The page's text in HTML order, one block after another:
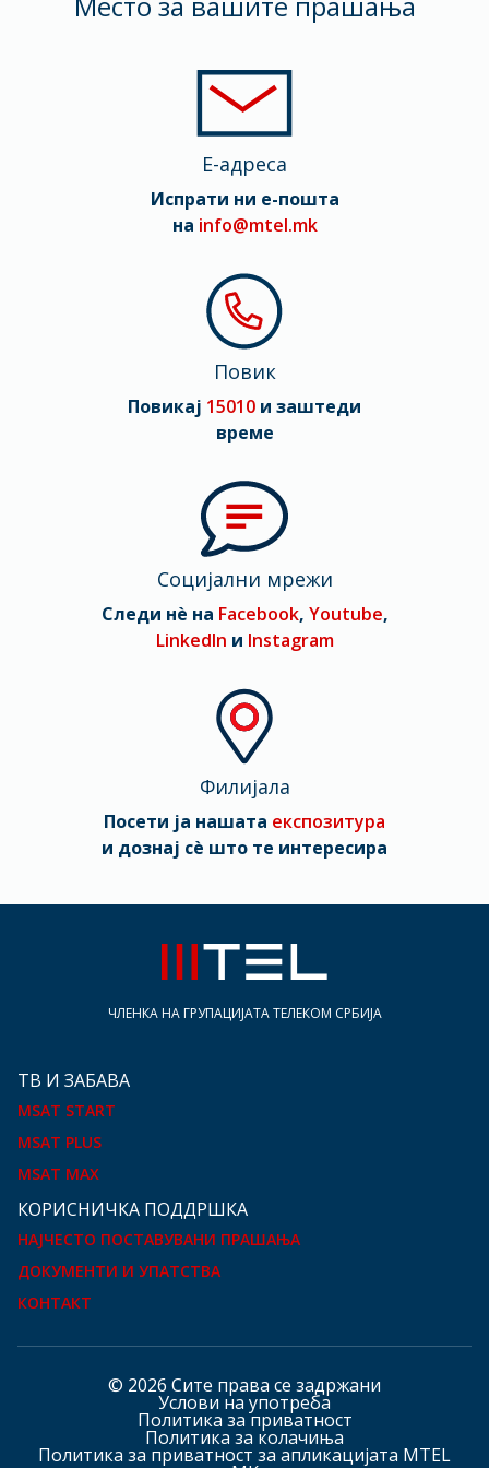
Тежина
163.4 x 78 x 8.75 mm
2G, 3G, 4G (LTE), 5G
E-адреса
Испрати ни е-пошта
на info@mtel.mk
Повик
Повикај 15010 и заштеди
време
Социјални мрежи
Следи нè на Facebook, Youtube,
LinkedIn и Instagram
Филијала
Посети ја нашата експозитура
и дознај сè што те интересира
ЧЛЕНКА НА ГРУПАЦИЈАТА ТЕЛЕКОМ СРБИЈА
ТВ И ЗАБАВА
MSAT START
MSAT PLUS
MSAT MAX
КOРИСНИЧКА ПОДДРШКА
НАЈЧЕСТО ПОСТАВУВАНИ ПРАШАЊА
ДОКУМЕНТИ И УПАТСТВА
КОНТАКТ
© 2026 Сите права се задржани
Услови на употреба
Политика за приватност
Политика за колачиња
Политика за приватност за апликацијата MTEL